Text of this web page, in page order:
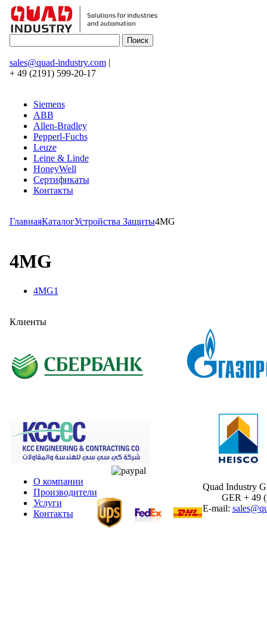
sales@quad-industry.com|
+ 49 (2191) 599-20-17
Siemens
ABB
Allen-Bradley
Pepperl-Fuchs
Leuze
Leine & Linde
HoneyWell
Сертификаты
Контакты
ГлавнаяКаталогУстройства Защиты4MG
4MG
4MG1
Клиенты
О компании
Производители
Услуги
Контакты
Quad Industry
GER + 49
E-mail: